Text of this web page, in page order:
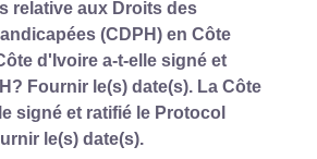
relative aux Droits des
(CDPH) en Côte
d'Ivoire a-t-elle signé et
Fournir le(s) date(s). La Côte
signé et ratifié le Protocol
le(s) date(s).